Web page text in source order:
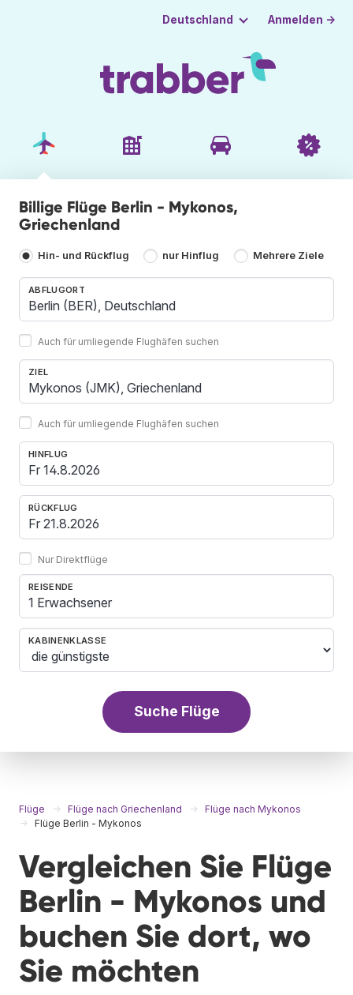
Deutschland Anmelden →
Billige Flüge Berlin - Mykonos,
Griechenland
Hin- und Rückflug nur Hinflug Mehrere Ziele
ABFLUGORT
Auch für umliegende Flughäfen suchen
ZIEL
Auch für umliegende Flughäfen suchen
HINFLUG
RÜCKFLUG
Nur Direktflüge
REISENDE
1 Erwachsener
KABINENKLASSE
Suche Flüge
Flüge Flüge nach Griechenland
Flüge nach Mykonos
Flüge Berlin - Mykonos
Vergleichen Sie Flüge
Berlin - Mykonos und
buchen Sie dort, wo
Sie möchten